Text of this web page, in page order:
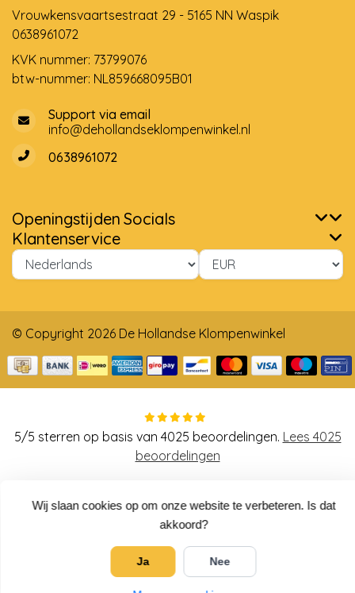
Wij slaan cookies op om onze website te verbeteren. Is dat
akkoord?
Ja Nee
Vrouwkensvaartsestraat 29 - 5165 NN Waspik
0638961072
KVK nummer: 73799076
btw-nummer: NL859668095B01
Support via email
info@dehollandseklompenwinkel.nl
0638961072
Openingstijden Socials
Klantenservice
© Copyright 2026 De Hollandse Klompenwinkel
5/5 sterren op basis van 4025 beoordelingen. Lees 4025
beoordelingen